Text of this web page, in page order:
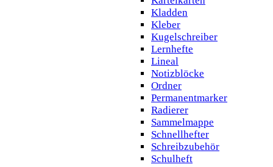
Kladden
Kleber
Kugelschreiber
Lernhefte
Lineal
Notizblöcke
Ordner
Permanentmarker
Radierer
Sammelmappe
Schnellhefter
Schreibzubehör
Schulheft